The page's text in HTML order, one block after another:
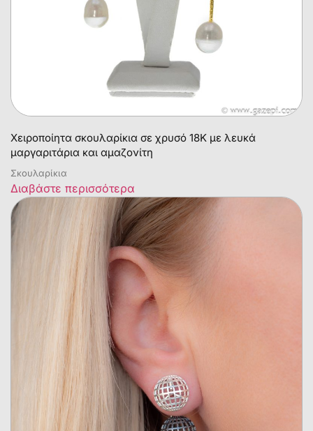
Χειροποίητα σκουλαρίκια σε χρυσό 18Κ με λευκά
μαργαριτάρια και αμαζονίτη
Σκουλαρίκια
Διαβάστε περισσότερα